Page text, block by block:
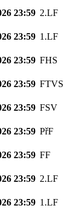
23:59 2.LF
23:59 1.LF
23:59 FHS
23:59 FTVS
23:59 FSV
23:59 PřF
23:59 FF
23:59 2.LF
23:59 1.LF